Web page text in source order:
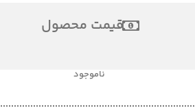
قیمت محصول
ناموجود